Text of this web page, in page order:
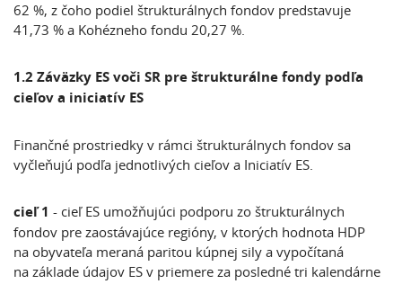
62 %, z čoho podiel štrukturálnych fondov predstavuje
41,73 % a Kohézneho fondu 20,27 %.
1.2 Záväzky ES voči SR pre štrukturálne fondy podľa
cieľov a iniciatív ES
Finančné prostriedky v rámci štrukturálnych fondov sa
vyčleňujú podľa jednotlivých cieľov a Iniciatív ES.
cieľ 1 - cieľ ES umožňujúci podporu zo štrukturálnych
fondov pre zaostávajúce regióny, v ktorých hodnota HDP
na obyvateľa meraná paritou kúpnej sily a vypočítaná
na základe údajov ES v priemere za posledné tri kalendárne